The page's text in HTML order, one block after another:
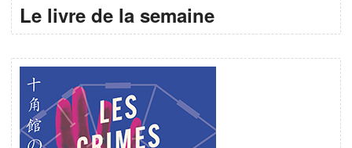
Le livre de la semaine